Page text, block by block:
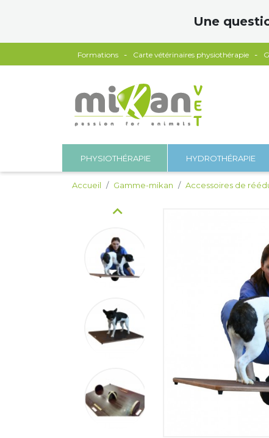
Une
Formations Carte vétérinaires physiothérapie
PHYSIOTHÉRAPIE HYDROTHÉRAPIE
Accueil Gamme-mikan Accessoires de
